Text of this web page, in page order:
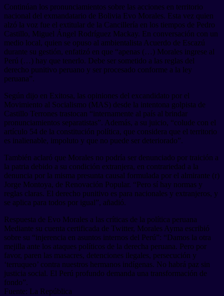
Continúan los pronunciamientos sobre las acciones en territorio
nacional del exmandatario de Bolivia Evo Morales. Esta vez quien
alzó la voz fue el extitular de la Cancillería en los tiempos de Pedro
Castillo, Miguel Ángel Rodríguez Mackay. En conversación con un
medio local, quien se opuso al ambientalista Acuerdo de Escazú
durante su gestión, enfatizó en que “apenas (…) Morales ingrese al
Perú (…) hay que tenerlo. Debe ser sometido a las reglas del
derecho punitivo peruano y ser procesado conforme a la ley
peruana”.
Según dijo en Exitosa, las opiniones del excandidato por el
Movimiento al Socialismo (MAS) desde la intentona golpista de
Castillo Terrones trastocan “internamente al país al brindar
pronunciamientos separatistas”. Además, a su juicio, “colude con el
artículo 54 de la constitución política, que considera que el territorio
es inalienable, impoluto y que no puede ser deteriorado”.
También aclaró que Morales no podría ser denunciado por traición a
la patria debido a su condición extranjera, en contrariedad a la
denuncia por la misma presunta causal formulada por el almirante (r)
Jorge Montoya, de Renovación Popular. “Pero sí hay normas y
reglas claras. El derecho punitivo es para nacionales y extranjeros, y
se aplica para todos por igual”, añadió.
Respuesta de Evo Morales a las críticas de la política peruana
Mediante su cuenta certificada de Twitter, Morales Ayma escribió
sobre su “injerencia en asuntos internos del Perú”: “Damos la otra
mejilla ante los ataques políticos de la derecha peruana. Pero por
favor, paren las masacres, detenciones ilegales, persecución y
‘terruqueo’ contra nuestros hermanos indígenas. No habrá paz sin
justicia social. El Perú profundo demanda una transformación de
fondo”.
Fuente: La República